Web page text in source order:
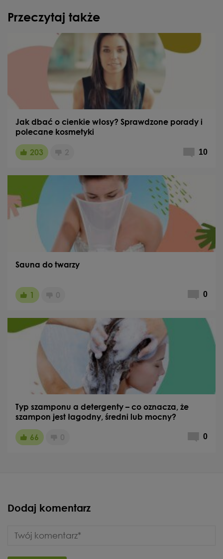
Przeczytaj także
Jak dbać o cienkie włosy? Sprawdzone porady i
polecane kosmetyki
203 10
Sauna do twarzy
1 0
Typ szamponu a detergenty – co oznacza, że
szampon jest łagodny, średni lub mocny?
66 0
Dodaj komentarz